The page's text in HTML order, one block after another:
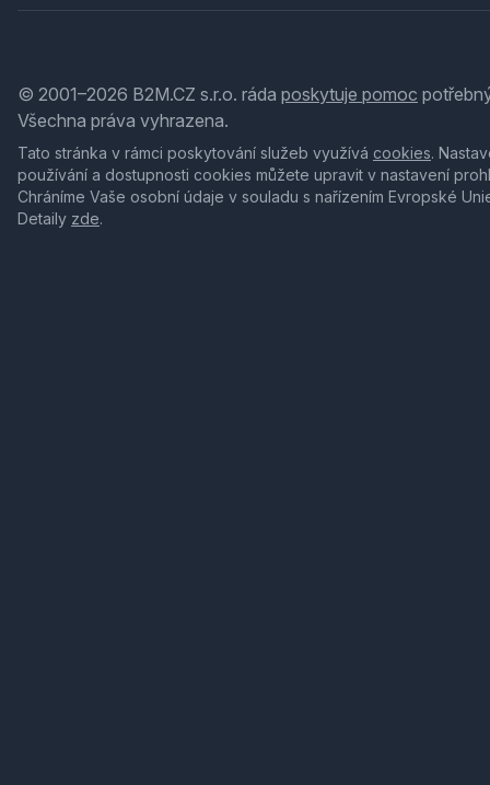
© 2001–2026 B2M.CZ s.r.o. ráda poskytuje pomoc
Všechna práva vyhrazena.
Tato stránka v rámci poskytování služeb využívá cookies.
používání a dostupnosti cookies můžete upravit v nastavení
Chráníme Vaše osobní údaje v souladu s nařízením Evropské
Detaily zde.